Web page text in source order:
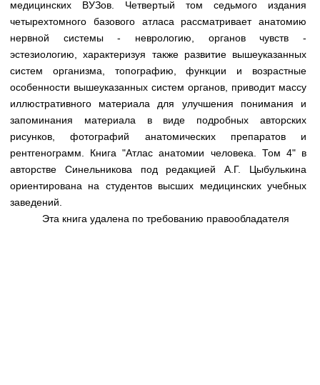
Нормы лабораторных и инструментальных
исследований
Обратная связь
Добавить материал
медицинских ВУЗов. Четвертый том седьмого издания
четырехтомного базового атласа рассматривает анатомию
нервной системы - неврологию, органов чувств -
эстезиологию, характеризуя также развитие вышеуказанных
систем организма, топографию, функции и возрастные
особенности вышеуказанных систем органов, приводит массу
иллюстративного материала для улучшения понимания и
запоминания материала в виде подробных авторских
рисунков, фотографий анатомических препаратов и
рентгенограмм. Книга "Атлас анатомии человека. Том 4" в
авторстве Синельникова под редакцией А.Г. Цыбулькина
ориентирована на студентов высших медицинских учебных
заведений.
Эта книга удалена по требованию правообладателя